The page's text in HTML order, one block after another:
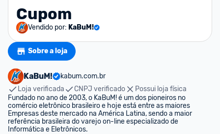
Cupom
Vendido por: KaBuM!
Sobre a loja
KaBuM!
kabum.com.br
Loja verificada
CNPJ verificado
Possui loja física
Fundado no ano de 2003, o KaBuM! é um dos pioneiros no
comércio eletrônico brasileiro e hoje está entre as maiores
Empresas deste mercado na América Latina, sendo a maior
referência brasileira do varejo on-line especializado de
Informática e Eletrônicos.